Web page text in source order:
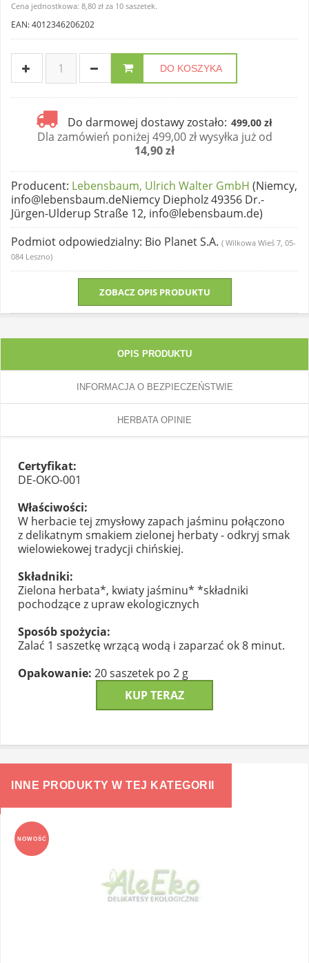
Cena jednostkowa: 8,80 zł za 10 saszetek.
EAN: 4012346206202
DO KOSZYKA
Do darmowej dostawy zostało: 499,00 zł
Dla zamówień poniżej 499,00 zł wysyłka już od
14,90 zł
Producent: Lebensbaum, Ulrich Walter GmbH (Niemcy,
info@lebensbaum.deNiemcy Diepholz 49356 Dr.-
Jürgen-Ulderup Straße 12, info@lebensbaum.de)
Podmiot odpowiedzialny: Bio Planet S.A. ( Wilkowa Wieś 7, 05-
084 Leszno)
ZOBACZ OPIS PRODUKTU
OPIS PRODUKTU
INFORMACJA O BEZPIECZEŃSTWIE
HERBATA OPINIE
Certyfikat:
DE-OKO-001
Właściwości:
W herbacie tej zmysłowy zapach jaśminu połączono
z delikatnym smakiem zielonej herbaty - odkryj smak
wielowiekowej tradycji chińskiej.
Składniki:
Zielona herbata*, kwiaty jaśminu* *składniki
pochodzące z upraw ekologicznych
Sposób spożycia:
Zalać 1 saszetkę wrzącą wodą i zaparzać ok 8 minut.
Opakowanie: 20 saszetek po 2 g
KUP TERAZ
INNE PRODUKTY W TEJ KATEGORII
NOWOŚĆ